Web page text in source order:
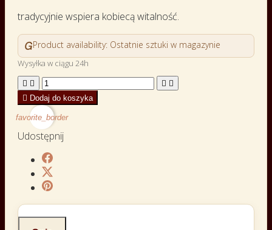
tradycyjnie wspiera kobiecą witalność.
Product availability: Ostatnie sztuki w magazynie
Wysyłka w ciągu 24h
   
 Dodaj do koszyka
favorite_border
Udostępnij